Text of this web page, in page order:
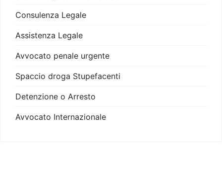
Consulenza Legale
Assistenza Legale
Avvocato penale urgente
Spaccio droga Stupefacenti
Detenzione o Arresto
Avvocato Internazionale